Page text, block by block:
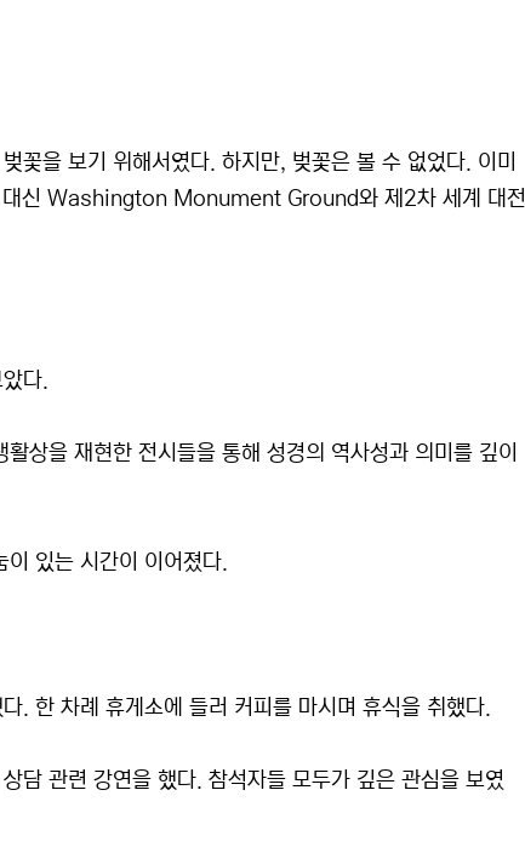
꽃을 보기 위해서였다. 하지만, 벚꽃은 볼 수 없었다. 이미
대신 Washington Monument Ground와 제2차 세계 대전
다.
상을 재현한 전시들을 통해 성경의 역사성과 의미를 깊이
있는 시간이 이어졌다.
. 한 차례 휴게소에 들러 커피를 마시며 휴식을 취했다.
담 관련 강연을 했다. 참석자들 모두가 깊은 관심을 보였